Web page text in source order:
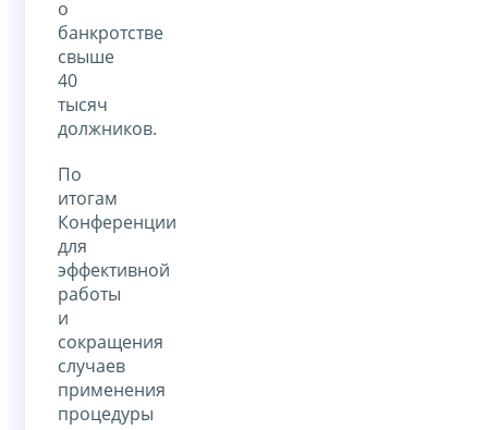
о
банкротстве
свыше
40
тысяч
должников.
По
итогам
Конференции
для
эффективной
работы
и
сокращения
случаев
применения
процедуры